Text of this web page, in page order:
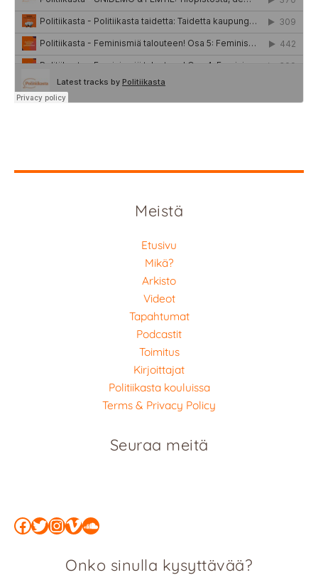
Meistä
Etusivu
Mikä?
Arkisto
Videot
Tapahtumat
Podcastit
Toimitus
Kirjoittajat
Politiikasta kouluissa
Terms & Privacy Policy
Seuraa meitä
Facebook
Twitter
Instagram
Vimeo
SoundCloud
Onko sinulla kysyttävää?